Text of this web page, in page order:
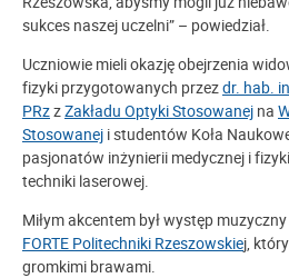
sukces naszej uczelni” – powiedział.
Uczniowie mieli okazję obejrzenia
fizyki przygotowanych przezdr. hab.
PRzzZakładu Optyki Stosowanej na
Stosowanej i studentów Koła
pasjonatów inżynierii medycznej i
techniki laserowej.
Miłym akcentem był występ muzyczny
FORTE Politechniki Rzeszowskiej,
gromkimi brawami.